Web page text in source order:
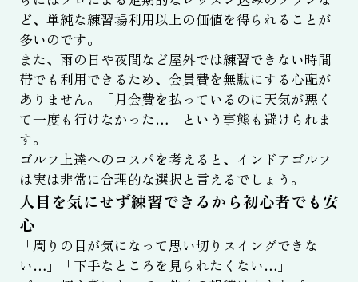
ど、単純な練習場利用以上の価値を得られることが
多いのです。
また、雨の日や夜間など屋外では練習できない時間
帯でも利用できるため、会員費を無駄にする心配が
ありません。「月会費を払っているのに天気が悪く
て一度も行けなかった…」という事態も避けられま
す。
ゴルフ上達へのコスパを考えると、インドアゴルフ
は実は非常に合理的な選択と言えるでしょう。
人目を気にせず練習できるから初心者でも安
心
「周りの目が気になって思い切りスイングできな
い…」「下手なところを見られたくない…」